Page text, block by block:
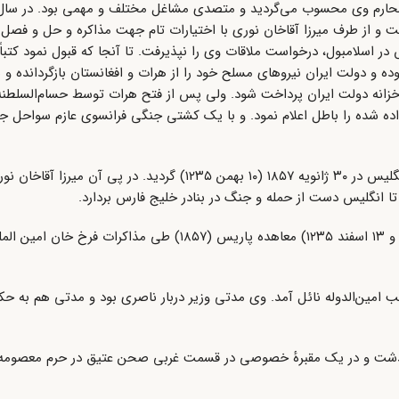
گرفت و از طرف میرزا آقاخان نوری با اختیارات تام جهت مذاکره و حل و
اسلامبول، درخواست ملاقات وی را نپذیرفت. تا آنجا که قبول نمود
ایران نیروهای مسلح خود را از هرات و افغانستان بازگردانده
تمام تعهدات داده شده را باطل اعلام نمود. و با یک کشتی جنگی فرانسوی عازم
فتح هرات توسط دولت ایران موجب آغاز نبرد دوم بین ایران و انگلیس در ۳۰ ژانویه ۱۸۵۷ (۱۰ بهمن
انگلیس دست از حمله و جنگ در بنادر خلیج فارس بردارد.
سرانجام با وساطت ناپلئون سوم در ۴ مارس ۱۸۵۷ (۸ رجب ۱۲۷۳ و ۱۳ اسفند ۱۲۳۵) معاهده پاریس
امین‌الدوله نائل آمد. وی مدتی وزیر دربار ناصری بود و مدتی هم به
قمری (یا ۱۲۹۰ قمری) در تهران درگذشت و در یک مقبرهٔ خصوصی در قسمت غربی صحن عتیق در حرم